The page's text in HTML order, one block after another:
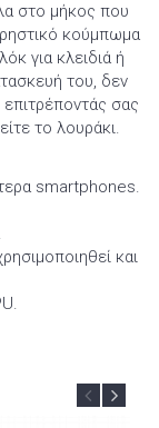
στο μήκος που
κούμπωμα
για κλειδιά ή
του, δεν
σας
το λουράκι.
smartphones.
και